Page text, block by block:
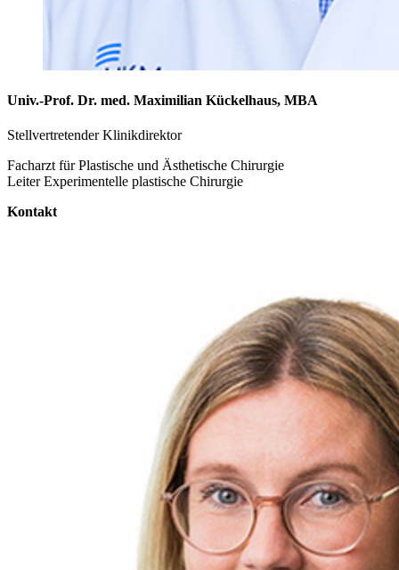
Univ.-Prof. Dr. med. Maximilian Kückelhaus, MBA
Stellvertretender Klinikdirektor
Facharzt für Plastische und Ästhetische Chirurgie
Leiter Experimentelle plastische Chirurgie
Kontakt